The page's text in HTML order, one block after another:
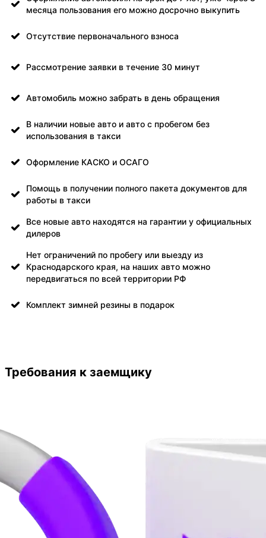
месяца пользования его можно досрочно выкупить
Отсутствие первоначального взноса
Рассмотрение заявки в течение 30 минут
Автомобиль можно забрать в день обращения
В наличии новые авто и авто с пробегом без
использования в такси
Оформление КАСКО и ОСАГО
Помощь в получении полного пакета документов для
работы в такси
Все новые авто находятся на гарантии у официальных
дилеров
Нет ограничений по пробегу или выезду из
Краснодарского края, на наших авто можно
передвигаться по всей территории РФ
Комплект зимней резины в подарок
Требования к заемщику